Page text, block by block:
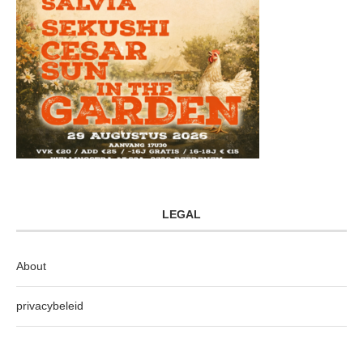
LEGAL
About
privacybeleid